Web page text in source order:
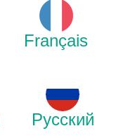
Français
Русский